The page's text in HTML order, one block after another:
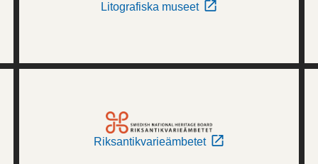
Litografiska museet
Riksantikvarieämbetet